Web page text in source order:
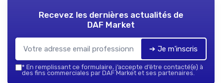
Recevez les dernières actualités de
DAF Market
➔ Je m'inscris
* En remplissant ce formulaire, j’accepte d’être contacté(e) à
des fins commerciales par DAF Market et ses partenaires.